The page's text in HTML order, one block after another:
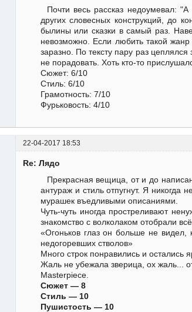
Почти весь рассказ недоумевал:
других словесных конструкций, до
былины или сказки в самый раз.
невозможно. Если любить такой
заразно. По тексту пару раз
не порадовать. Хоть кто-то
Сюжет: 6/10
Стиль: 6/10
Грамотность: 7/10
Фурьковость: 4/10
22-04-2017 18:53
Re: Лядо
Прекрасная вещица, от и до
антураж и стиль отпугнут. Я
мурашек въедливыми описаниями.
Чуть-чуть иногда простреливают
знакомство с волколаком отобрали
«Огоньков глаз он больше не видел,
недогоревших стволов»
Много строк понравились и остались
Жаль не убежала зверица, ох жаль...
Masterpiece.
Сюжет — 8
Стиль — 10
Пушистость — 10